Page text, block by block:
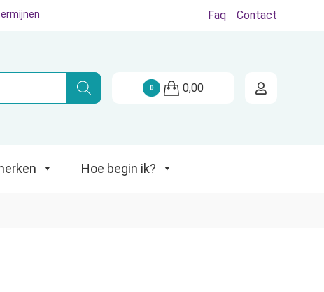
Hoe begin ik?
Faq Contact
0 0,00
Hoe begin ik?